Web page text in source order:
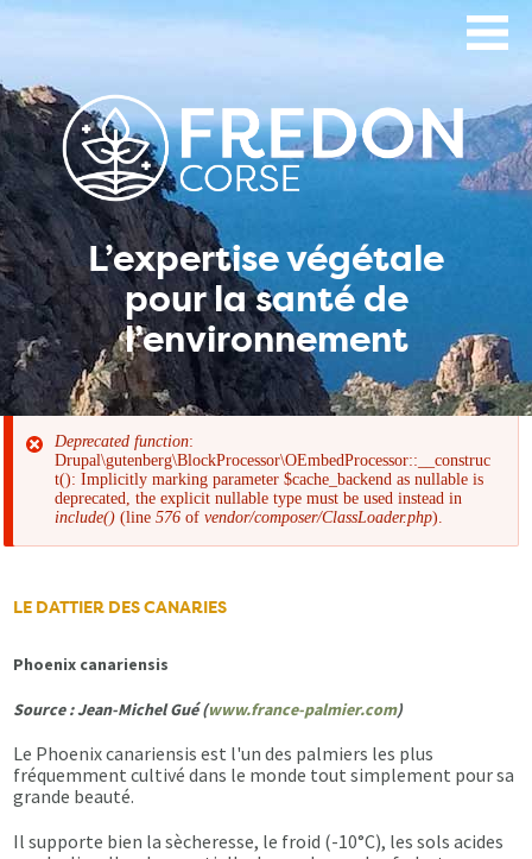
Aller
L’expertise végétale
pour la santé de
l’environnement
Message
d'erreur
Deprecated function:
Drupal\gutenberg\BlockProcessor\OEmbedProcessor::__construc
t(): Implicitly marking parameter $cache_backend as nullable is
deprecated, the explicit nullable type must be used instead in
include() (line576 ofvendor/composer/ClassLoader.php).
LE DATTIER DES CANARIES
Phoenix canariensis
Source : Jean-Michel Gué (www.france-palmier.com)
Le Phoenix canariensis est l'un des palmiers les plus
fréquemment cultivé dans le monde tout simplement pour sa
grande beauté.
Il supporte bien la sècheresse, le froid (-10°C), les sols acides